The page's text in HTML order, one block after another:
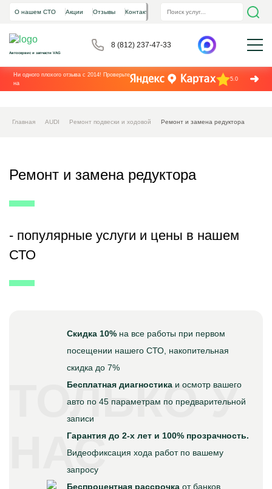
О нашем СТО Акции Отзывы Контакты
Автосервис и запчасти VAG
8 (812) 237-47-33
Ни одного плохого отзыва с 2014! Проверьте
на
5.0
Главная AUDI Ремонт подвески и ходовой Ремонт и замена редуктора
Ремонт и замена редуктора
- популярные услуги и цены в нашем
СТО
Скидка 10% на все работы при первом
посещении нашего СТО, накопительная
скидка до 7%
Бесплатная диагностика и осмотр вашего
авто по 45 параметрам по предварительной
записи
Гарантия до 2-х лет и 100% прозрачность.
Видеофиксация хода работ по вашему
запросу
Беспроцентная рассрочка от банков
ТОЛЬКО У
НАС